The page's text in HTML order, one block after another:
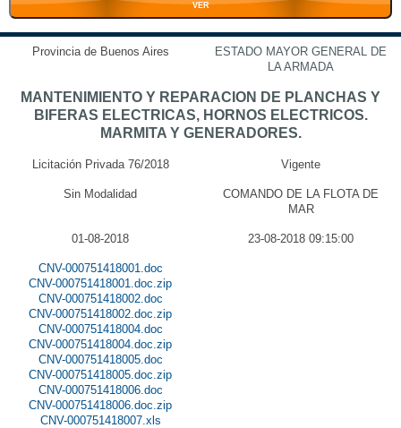
VER
Provincia de Buenos Aires
ESTADO MAYOR GENERAL DE
LA ARMADA
MANTENIMIENTO Y REPARACION DE PLANCHAS Y
BIFERAS ELECTRICAS, HORNOS ELECTRICOS.
MARMITA Y GENERADORES.
Licitación Privada 76/2018 Vigente
Sin Modalidad
COMANDO DE LA FLOTA DE
MAR
01-08-2018 23-08-2018 09:15:00
CNV-000751418001.doc
CNV-000751418001.doc.zip
CNV-000751418002.doc
CNV-000751418002.doc.zip
CNV-000751418004.doc
CNV-000751418004.doc.zip
CNV-000751418005.doc
CNV-000751418005.doc.zip
CNV-000751418006.doc
CNV-000751418006.doc.zip
CNV-000751418007.xls